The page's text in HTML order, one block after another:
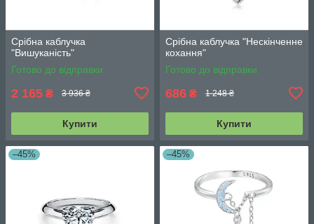
Срібна каблучка
"Вишуканість"
Готово до відправки
2 165 ₴ 3 936 ₴
Купити
Срібна каблучка "Нескінченне
кохання"
Готово до відправки
686 ₴ 1 248 ₴
Купити
–45% –45%